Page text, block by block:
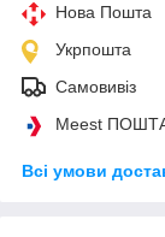
Нова Пошта
Укрпошта
Самовивіз
Meest
Всі умови